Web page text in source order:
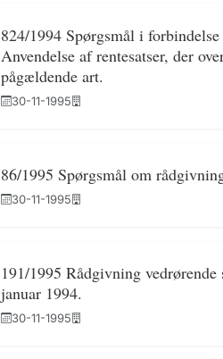
824/1994 Spørgsmål i
Anvendelse af rentesatser, der
pågældende art.
30-11-1995
86/1995 Spørgsmål om
30-11-1995
191/1995 Rådgivning
januar 1994.
30-11-1995